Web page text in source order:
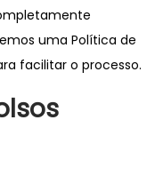
uma Política de
facilitar o processo.